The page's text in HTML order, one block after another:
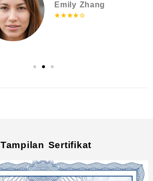
Emily Zhang
★★★★☆
Tampilan Sertifikat